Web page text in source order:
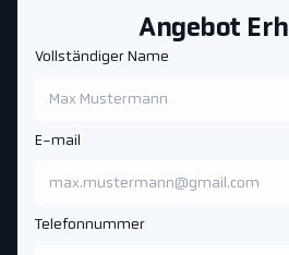
Angebot
Vollständiger Name
E-mail
Telefonnummer